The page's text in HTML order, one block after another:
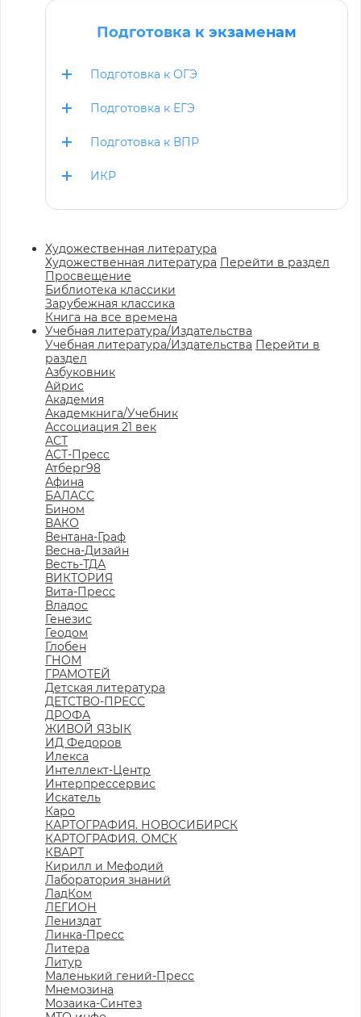
Подготовка к экзаменам
Подготовка к ОГЭ
Подготовка к ЕГЭ
Подготовка к ВПР
ИКР
Художественная литература
Художественная литература Перейти в раздел
Просвещение
Библиотека классики
Зарубежная классика
Книга на все времена
Учебная литература/Издательства
Учебная литература/Издательства Перейти в
раздел
Азбуковник
Айрис
Академия
Академкнига/Учебник
Ассоциация 21 век
АСТ
АСТ-Пресс
Атберг98
Афина
БАЛАСС
Бином
ВАКО
Вентана-Граф
Весна-Дизайн
Весть-ТДА
ВИКТОРИЯ
Вита-Пресс
Владос
Генезис
Геодом
Глобен
ГНОМ
ГРАМОТЕЙ
Детская литература
ДЕТСТВО-ПРЕСС
ДРОФА
ЖИВОЙ ЯЗЫК
ИД Федоров
Илекса
Интеллект-Центр
Интерпрессервис
Искатель
Каро
КАРТОГРАФИЯ. НОВОСИБИРСК
КАРТОГРАФИЯ. ОМСК
КВАРТ
Кирилл и Мефодий
Лаборатория знаний
ЛадКом
ЛЕГИОН
Лениздат
Линка-Пресс
Литера
Литур
Маленький гений-Пресс
Мнемозина
Мозаика-Синтез